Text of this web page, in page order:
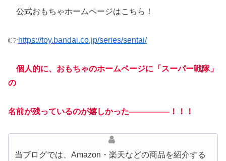
公式おもちゃホームページはこちら！
👉https://toy.bandai.co.jp/series/sentai/
個人的に、おもちゃのホームページに「スーパー戦隊」
の
名前が残っているのが嬉しかった―――――！！！
当ブログでは、Amazon・楽天などの商品を紹介する